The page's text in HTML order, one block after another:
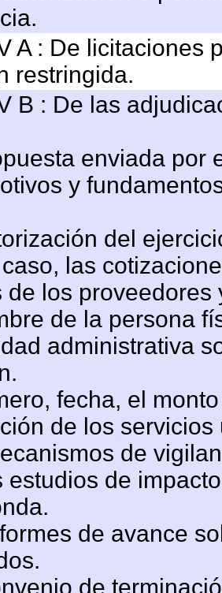
A : De licitaciones
restringida.
B : De las
enviada por
y
del
las
de los proveedores
de la persona
administrativa
fecha, el
de los servicios
de
estudios de
de avance
de